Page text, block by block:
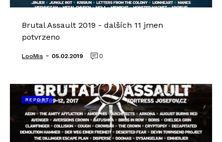
Brutal Assault 2019 - dalších 11 jmen
potvrzeno
LooMis - 05.02.2019 0
REPORT